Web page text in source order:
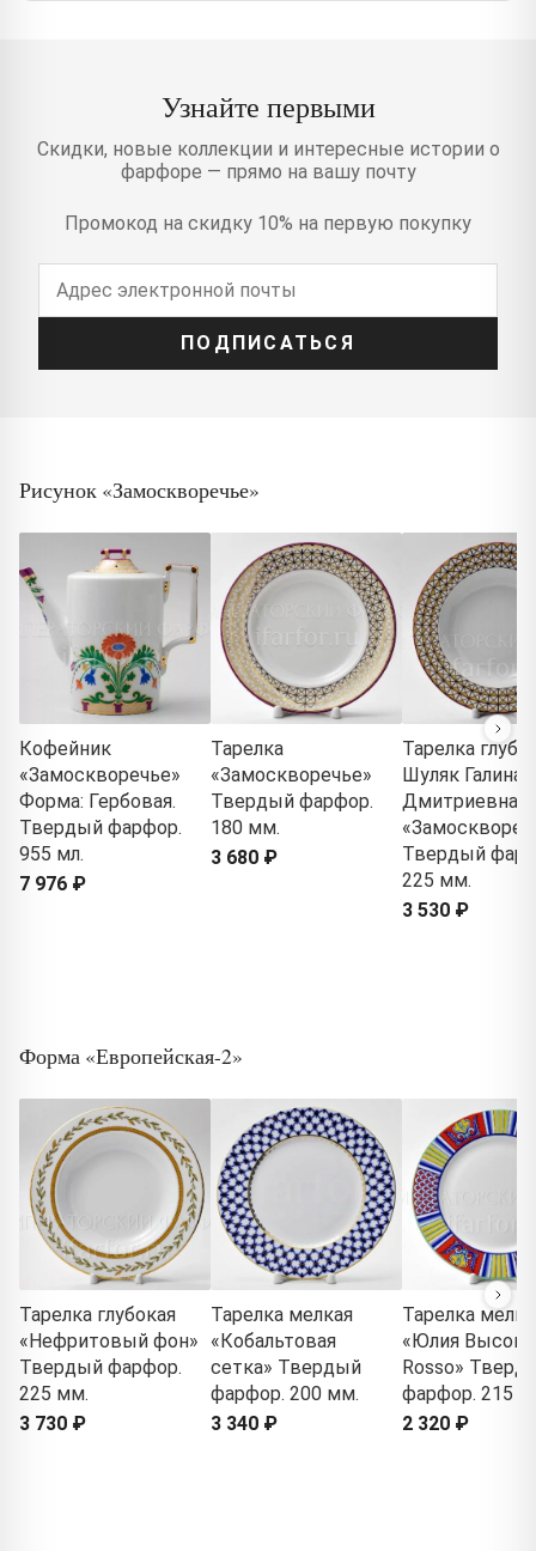
Узнайте первыми
Скидки, новые коллекции и интересные истории о
фарфоре — прямо на вашу почту
Промокод на скидку 10% на первую покупку
ПОДПИСАТЬСЯ
Рисунок «Замоскворечье»
Кофейник
«Замоскворечье»
Форма: Гербовая.
Твердый фарфор.
955 мл.
7 976 ₽
Тарелка
«Замоскворечье»
Твердый фарфор.
180 мм.
3 680 ₽
Тарелка
Шуляк Галина
Дмитриевна
Твердый
225 мм.
3 530 ₽
Форма «Европейская-2»
Тарелка глубокая
«Нефритовый фон»
Твердый фарфор.
225 мм.
3 730 ₽
Тарелка мелкая
«Кобальтовая
сетка» Твердый
фарфор. 200 мм.
3 340 ₽
Тарелка
«Юлия
Rosso»
фарфор. 215
2 320 ₽